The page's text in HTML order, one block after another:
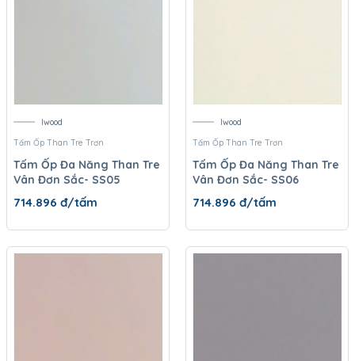
Iwood
Tấm Ốp Than Tre Trơn
Tấm Ốp Đa Năng Than Tre
Vân Đơn Sắc- SS05
714.896 đ/tấm
Iwood
Tấm Ốp Than Tre Trơn
Tấm Ốp Đa Năng Than Tre
Vân Đơn Sắc- SS06
714.896 đ/tấm